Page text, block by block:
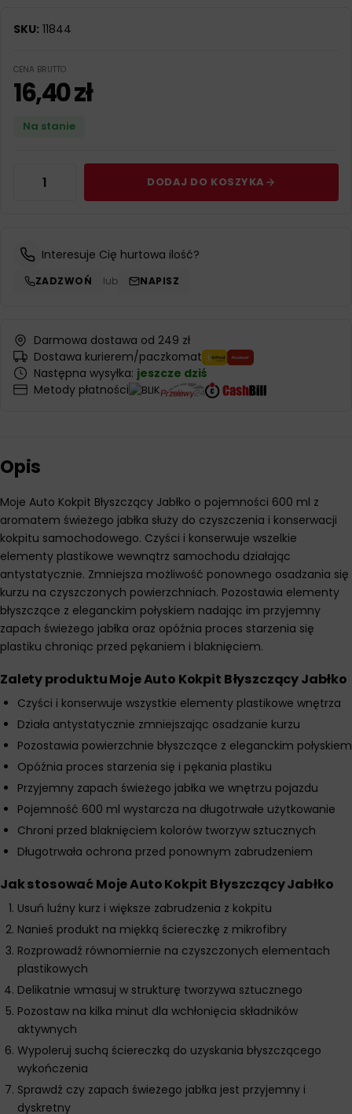
SKU: 11844
CENA BRUTTO
16,40zł
Na stanie
DODAJ DO KOSZYKA
Interesuje Cię hurtowa ilość?
ZADZWOŃ lub NAPISZ
Darmowa dostawa od 249 zł
Dostawa kurierem/paczkomat
Następna wysyłka: jeszcze dziś
Metody płatności
Opis
Moje Auto Kokpit Błyszczący Jabłko o pojemności 600 ml z
aromatem świeżego jabłka służy do czyszczenia i konserwacji
kokpitu samochodowego. Czyści i konserwuje wszelkie
elementy plastikowe wewnątrz samochodu działając
antystatycznie. Zmniejsza możliwość ponownego osadzania się
kurzu na czyszczonych powierzchniach. Pozostawia elementy
błyszczące z eleganckim połyskiem nadając im przyjemny
zapach świeżego jabłka oraz opóźnia proces starzenia się
plastiku chroniąc przed pękaniem i blaknięciem.
Zalety produktu Moje Auto Kokpit Błyszczący Jabłko
Czyści i konserwuje wszystkie elementy plastikowe wnętrza
Działa antystatycznie zmniejszając osadzanie kurzu
Pozostawia powierzchnie błyszczące z eleganckim połyskiem
Opóźnia proces starzenia się i pękania plastiku
Przyjemny zapach świeżego jabłka we wnętrzu pojazdu
Pojemność 600 ml wystarcza na długotrwałe użytkowanie
Chroni przed blaknięciem kolorów tworzyw sztucznych
Długotrwała ochrona przed ponownym zabrudzeniem
Jak stosować Moje Auto Kokpit Błyszczący Jabłko
Usuń luźny kurz i większe zabrudzenia z kokpitu
Nanieś produkt na miękką ściereczkę z mikrofibry
Rozprowadź równomiernie na czyszczonych elementach
plastikowych
Delikatnie wmasuj w strukturę tworzywa sztucznego
Pozostaw na kilka minut dla wchłonięcia składników
aktywnych
Wypoleruj suchą ściereczką do uzyskania błyszczącego
wykończenia
Sprawdź czy zapach świeżego jabłka jest przyjemny i
dyskretny